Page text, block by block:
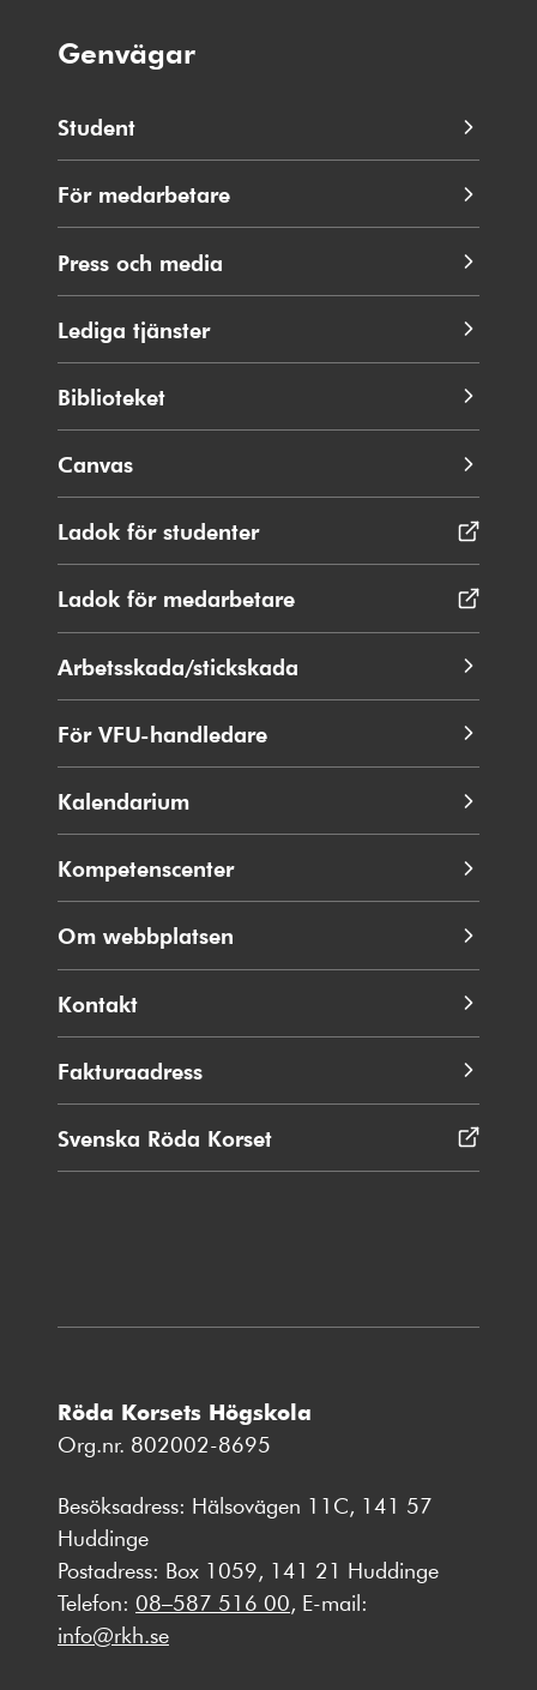
Genvägar
Student
För medarbetare
Press och media
Lediga tjänster
Biblioteket
Canvas
Ladok för studenterÖppnas
i
fönster
Ladok för medarbetare
i
fönster
Arbetsskada/stickskada
För VFU-handledare
Kalendarium
Kompetenscenter
Om webbplatsen
Kontakt
Fakturaadress
Svenska Röda Korset
i
Röda Korsets Högskola
Org.nr. 802002-8695
Besöksadress: Hälsovägen 11C, 141 57
Huddinge
Postadress: Box 1059, 141 21 Huddinge
Telefon: 08–587 516 00, E-mail:
info@rkh.se